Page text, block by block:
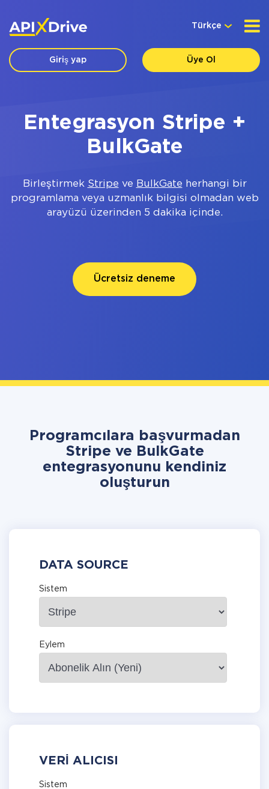
Türkçe
Giriş yap Üye Ol
Entegrasyon Stripe +
BulkGate
Birleştirmek Stripe ve BulkGate herhangi bir
programlama veya uzmanlık bilgisi olmadan web
arayüzü üzerinden 5 dakika içinde.
Ücretsiz deneme
Programcılara başvurmadan
Stripe ve BulkGate
entegrasyonunu kendiniz
oluşturun
DATA SOURCE
Sistem
Eylem
VERI ALICISI
Sistem